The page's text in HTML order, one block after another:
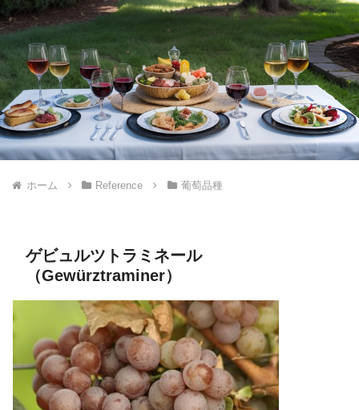
ホーム Reference 葡萄品種
ゲビュルツトラミネール
（Gewürztraminer）